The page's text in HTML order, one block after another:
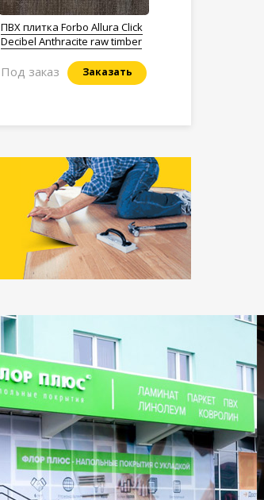
ПВХ плитка Forbo Allura Click
Decibel Anthracite raw timber
Заказать
Под заказ